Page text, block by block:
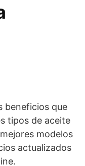
beneficios que
tipos de aceite
modelos
actualizados